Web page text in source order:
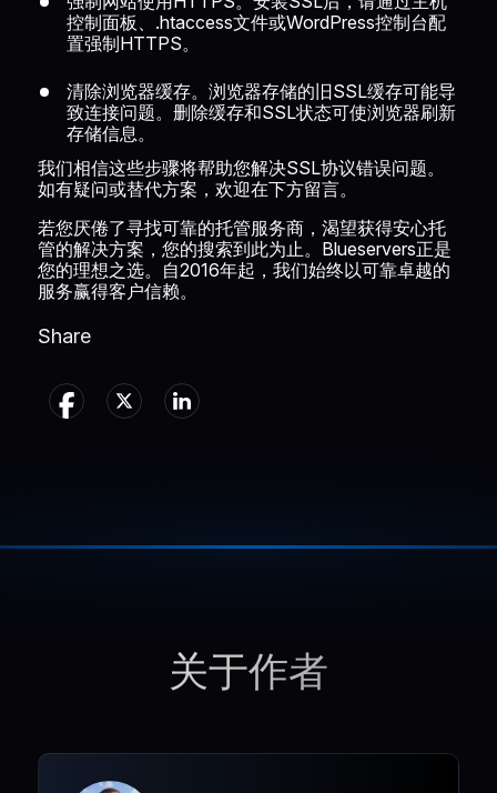
控制面板、.htaccess文件或WordPress控制台配
置强制HTTPS。
清除浏览器缓存。浏览器存储的旧SSL缓存可能导
致连接问题。删除缓存和SSL状态可使浏览器刷新
存储信息。
我们相信这些步骤将帮助您解决SSL协议错误问题。
如有疑问或替代方案，欢迎在下方留言。
若您厌倦了寻找可靠的托管服务商，渴望获得安心托
管的解决方案，您的搜索到此为止。 Blueservers正是
您的理想之选。自2016年起，我们始终以可靠卓越的
服务赢得客户信赖。
Share
关于作者